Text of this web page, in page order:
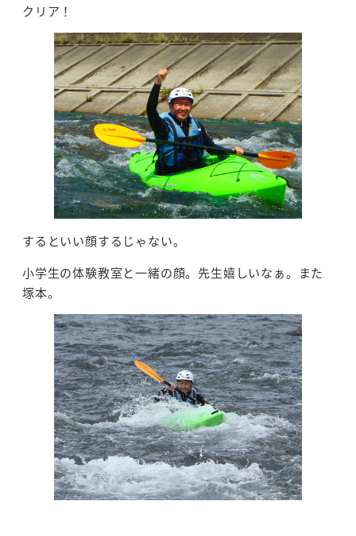
クリア！
するといい顔するじゃない。
小学生の体験教室と一緒の顔。先生嬉しいなぁ。また
塚本。